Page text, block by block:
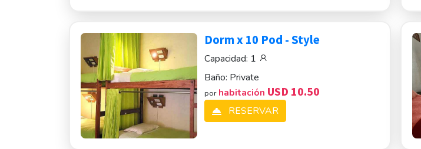
Dorm x 10 Pod - Style
Capacidad: 1
Baño: Private
por habitación USD 10.50
RESERVAR